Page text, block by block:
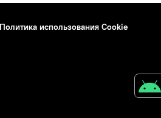
Политика использования Cookie